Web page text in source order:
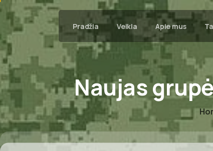
Pradžia Veikla Apie mus
Naujas